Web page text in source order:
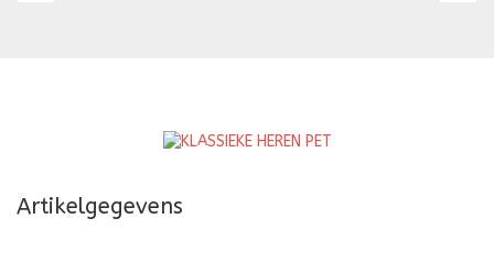
Artikelgegevens